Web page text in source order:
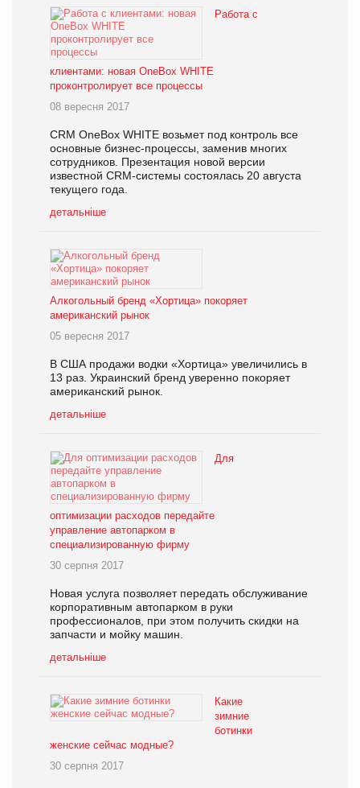
Работа с
клиентами: новая OneBox WHITE
проконтролирует все процессы
08 вересня 2017
CRM OneBox WHITE возьмет под контроль все
основные бизнес-процессы, заменив многих
сотрудников. Презентация новой версии
известной CRM-системы состоялась 20 августа
текущего года.
детальніше
Алкогольный бренд «Хортица» покоряет
американский рынок
05 вересня 2017
В США продажи водки «Хортица» увеличились в
13 раз. Украинский бренд уверенно покоряет
американский рынок.
детальніше
Для
оптимизации расходов передайте
управление автопарком в
специализированную фирму
30 серпня 2017
Новая услуга позволяет передать обслуживание
корпоративным автопарком в руки
профессионалов, при этом получить скидки на
запчасти и мойку машин.
детальніше
Какие
зимние
ботинки
женские сейчас модные?
30 серпня 2017